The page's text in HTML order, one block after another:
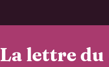
La lettre du